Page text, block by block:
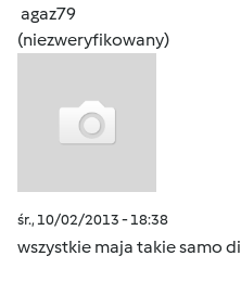
agaz79
(niezweryfikowany)
śr., 10/02/2013 - 18:38
wszystkie maja takie samo